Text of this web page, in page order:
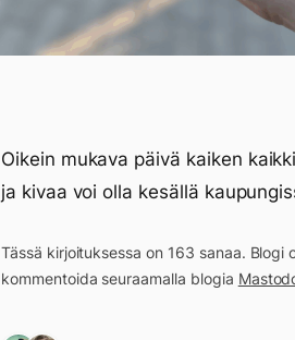
Oikein mukava päivä kaiken
ja kivaa voi olla kesällä
Tässä kirjoituksessa on 163 sanaa. Blogi
kommentoida seuraamalla blogia